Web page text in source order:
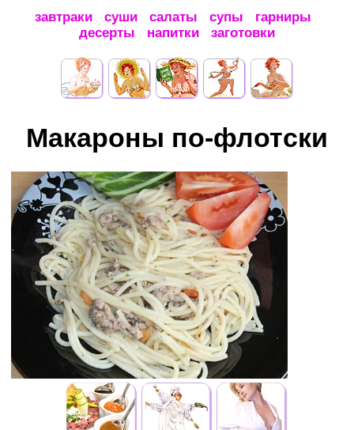
завтраки суши салаты супы
гарниры
десерты
напитки заготовки
Макароны по-флотски